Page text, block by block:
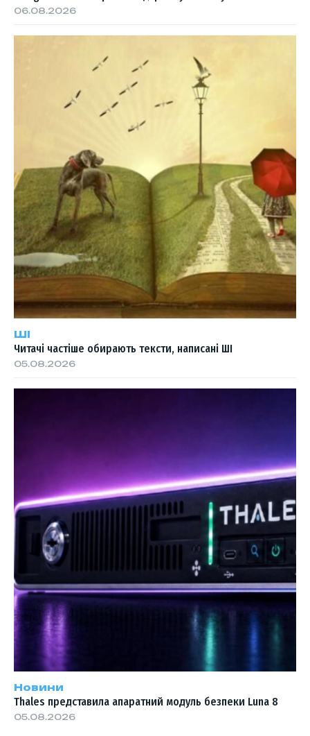
06.08.2026
ШІ
Читачі частіше обирають тексти, написані ШІ
05.08.2026
Новини
Thales представила апаратний модуль безпеки Luna 8
05.08.2026